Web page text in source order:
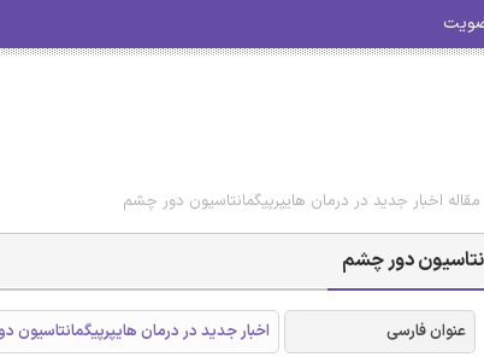
اخبار جدید در درمان هایپرپیگمانتاسیون دور چشم
دور چشم
عنوان فارسی
اخبار جدید در درمان هایپرپیگمانتاسیون